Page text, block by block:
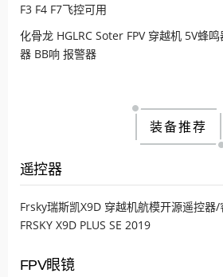
F3 F4 F7飞控可用
化骨龙 HGLRC Soter FPV 穿越机 5V蜂
器 BB响 报警器
装备推荐
遥控器
Frsky瑞斯凯X9D 穿越机航模开源遥控器
FRSKY X9D PLUS SE 2019
FPV眼镜